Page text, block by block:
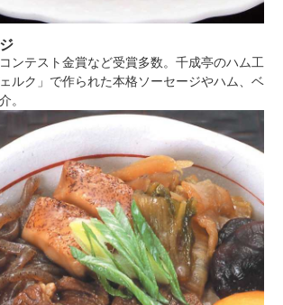
ンテスト金賞など受賞多数。千成亭のハム工
ルク」で作られた本格ソーセージやハム、ベ
。